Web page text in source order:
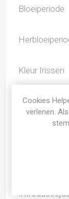
Bloeiperiode
Kleur Irissen
Iris type
Cookies
verlenen.